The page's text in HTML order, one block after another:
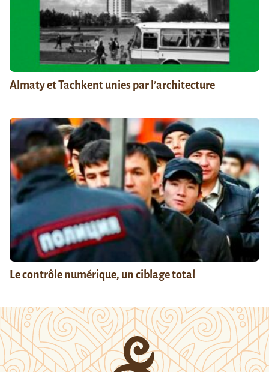
Almaty et Tachkent unies par l’architecture
Le contrôle numérique, un ciblage total